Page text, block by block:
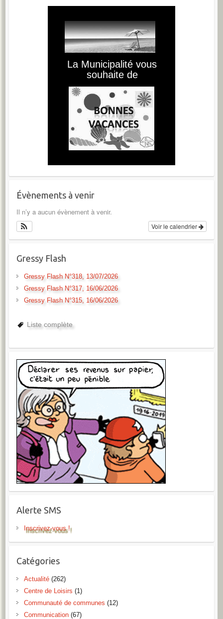
Évènements à venir
Il n’y a aucun évènement à venir.
Voir le calendrier
Gressy Flash
Gressy Flash N°318, 13/07/2026
Gressy Flash N°317, 16/06/2026
Gressy Flash N°315, 16/06/2026
Liste complète
Alerte SMS
Inscrivez-vous !
Catégories
Actualité(262)
Centre de Loisirs (1)
Communauté de communes (12)
Communication(67)